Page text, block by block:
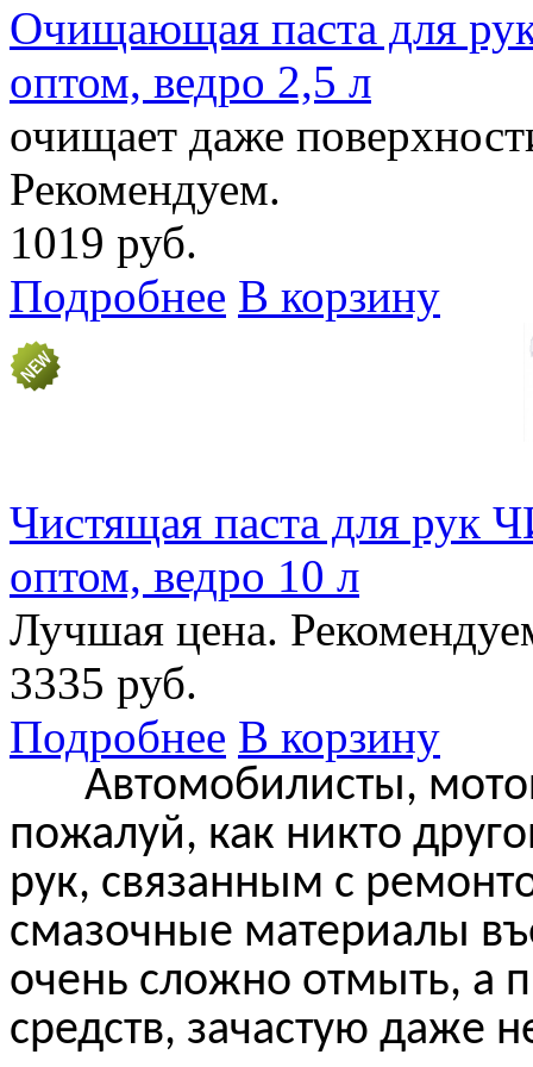
Очищающая паста для
оптом, ведро 2,5 л
очищает даже
Рекомендуем.
1019 руб.
Подробнее В корзину
Чистящая паста для
оптом, ведро 10 л
Лучшая цена.
3335 руб.
Подробнее В корзину
Автомобилисты,
пожалуй, как никто
рук, связанным с
смазочные материалы
очень сложно отмыть,
средств, зачастую даже